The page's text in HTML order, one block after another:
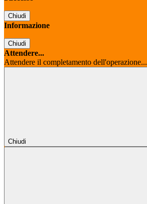
Chiudi
Informazione
Chiudi
Attendere...
Attendere il completamento dell'operazione...
Chiudi